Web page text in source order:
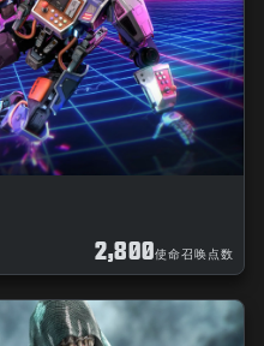
2,800使命召唤点数